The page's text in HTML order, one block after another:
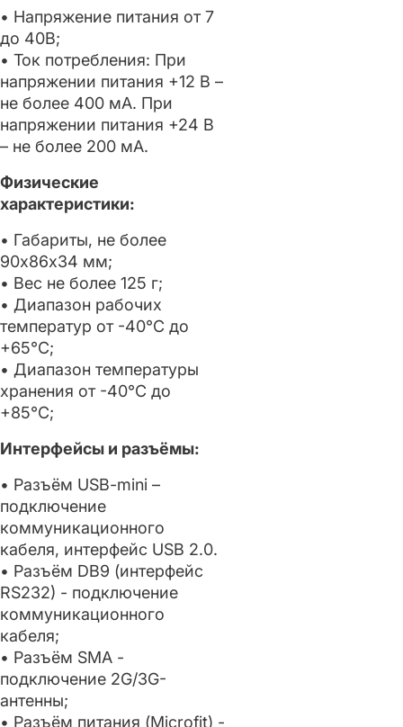
• Напряжение питания от 7
до 40В;
• Ток потребления: При
напряжении питания +12 В –
не более 400 мА. При
напряжении питания +24 В
– не более 200 мА.
Физические
характеристики:
• Габариты, не более
90х86х34 мм;
• Вес не более 125 г;
• Диапазон рабочих
температур от -40°С до
+65°С;
• Диапазон температуры
хранения от -40°С до
+85°С;
Интерфейсы и разъёмы:
• Разъём USB-mini –
подключение
коммуникационного
кабеля, интерфейс USB 2.0.
• Разъём DB9 (интерфейс
RS232) - подключение
коммуникационного
кабеля;
• Разъём SMA -
подключение 2G/3G-
антенны;
• Разъём питания (Microfit) -